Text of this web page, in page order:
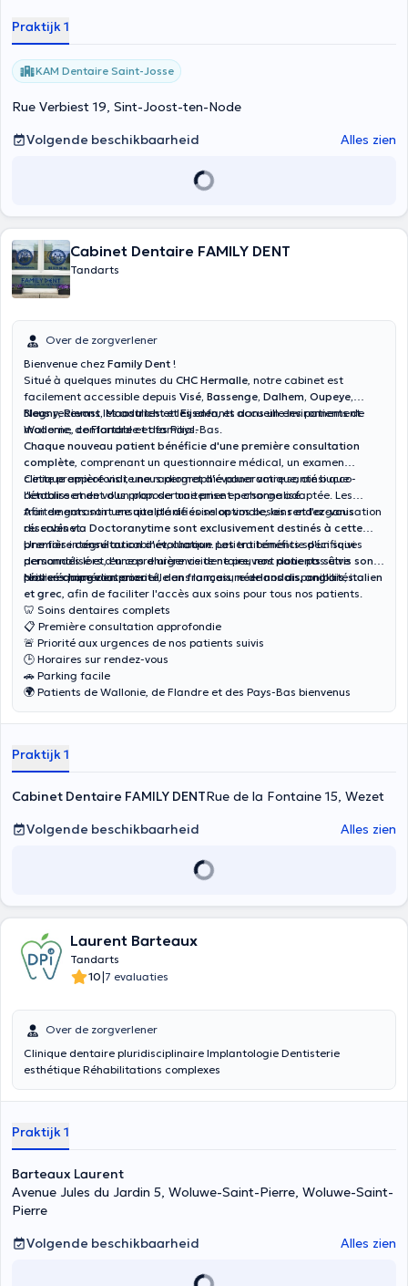
Praktijk 1
KAM Dentaire Saint-Josse
Rue Verbiest 19, Sint-Joost-ten-Node
Volgende beschikbaarheid
Alles zien
Cabinet Dentaire FAMILY DENT
Tandarts
Over de zorgverlener
Bienvenue chez Family Dent !
Situé à quelques minutes du CHC Hermalle, notre cabinet est
facilement accessible depuis Visé, Bassenge, Dalhem, Oupeye,
Blegny, Riemst, Maastricht et Eijsden, et accueille les patients de
Wallonie, de Flandre et des Pays-Bas.
Nous recevons les adultes et les enfants dans un environnement
moderne, confortable et familial.
Chaque nouveau patient bénéficie d'une première consultation
complète, comprenant un questionnaire médical, un examen
clinique approfondi, une radiographie panoramique, ainsi que
l'établissement d'un plan de traitement personnalisé.
Cette première visite nous permet d'évaluer votre santé bucco-
dentaire et de vous proposer une prise en charge adaptée. Les
traitements sont ensuite planifiés selon vos besoins et l'organisation
du cabinet.
Afin de garantir une qualité de soins optimale,les rendez-vous
réservés via Doctoranytime sont exclusivement destinés à cette
première consultation d'évaluation.Les traitements spécifiques
demandés lors d'une première visite ne peuvent donc pas être
réalisés immédiatement.
Une fois intégré au cabinet, chaque patient bénéficie d'un suivi
personnalisé et, en cas d'urgence dentaire,nos patients suivis sont
pris en charge en priorité, dans la mesure de nos disponibilités.
Notre équipe vous accueille enfrançais, néerlandais, anglais, italien
et grec, afin de faciliter l'accès aux soins pour tous nos patients.
🦷 Soins dentaires complets
📋 Première consultation approfondie
🚨 Priorité aux urgences de nos patients suivis
🕒 Horaires sur rendez-vous
🚗 Parking facile
🌍 Patients de Wallonie, de Flandre et des Pays-Bas bienvenus
Praktijk 1
Cabinet Dentaire FAMILY DENTRue de la Fontaine 15, Wezet
Volgende beschikbaarheid
Alles zien
Laurent Barteaux
Tandarts
10|7 evaluaties
Over de zorgverlener
Clinique dentaire pluridisciplinaire Implantologie Dentisterie
esthétique Réhabilitations complexes
Praktijk 1
Barteaux Laurent
Avenue Jules du Jardin 5, Woluwe-Saint-Pierre, Woluwe-Saint-
Pierre
Volgende beschikbaarheid
Alles zien